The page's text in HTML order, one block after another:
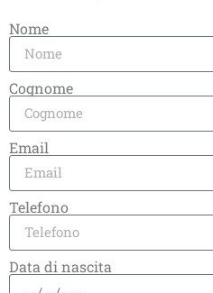
150 Cialde Ese44 CREMOSO
Aggiungi al Carrello
Nome
Cognome
Email
Telefono
Data di nascita